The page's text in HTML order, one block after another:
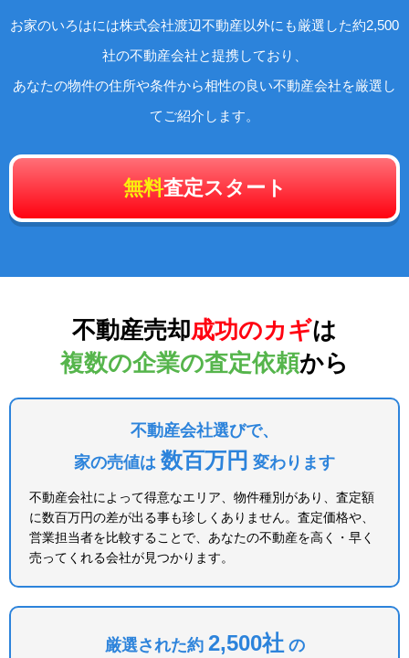
お家のいろはには株式会社渡辺不動産以外にも厳選した約2,500
社の不動産会社と提携しており、
あなたの物件の住所や条件から相性の良い不動産会社を厳選し
てご紹介します。
無料査定スタート
不動産売却成功のカギは
複数の企業の査定依頼から
不動産会社選びで、
家の売値は 数百万円 変わります
不動産会社によって得意なエリア、物件種別があり、査定額
に数百万円の差が出る事も珍しくありません。査定価格や、
営業担当者を比較することで、あなたの不動産を高く・早く
売ってくれる会社が見つかります。
厳選された約 2,500社 の